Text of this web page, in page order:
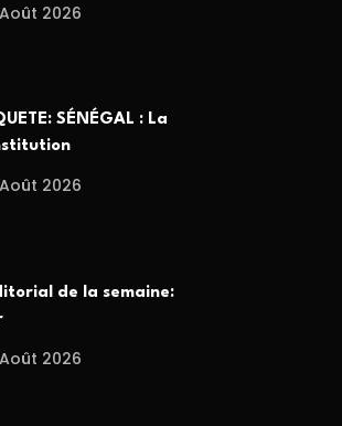
2026
SÉNÉGAL : La
2026
de la semaine:
2026